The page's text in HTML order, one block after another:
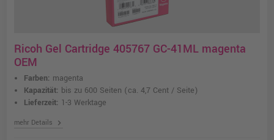
Ricoh Gel Cartridge 405767 GC-41ML magenta
OEM
Farben: magenta
Kapazität: bis zu 600 Seiten (ca. 4,7 Cent / Seite)
Lieferzeit: 1-3 Werktage
mehr Details chevron_right